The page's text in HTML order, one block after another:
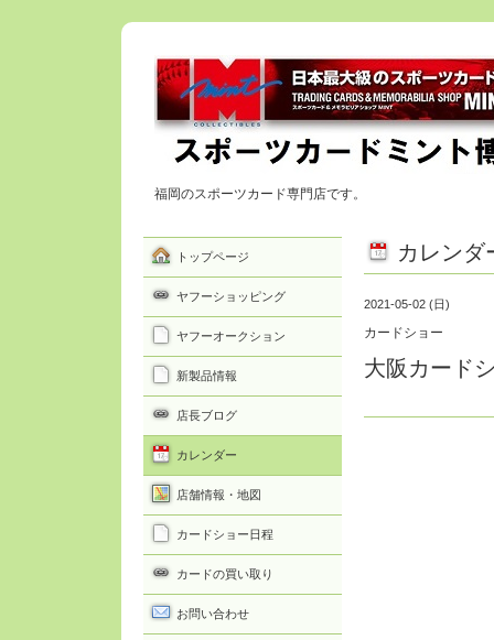
福岡のスポーツカード専門店です。
カレンダ
2021-05-02 (日)
カードショー
大阪カード
トップページ
ヤフーショッピング
ヤフーオークション
新製品情報
店長ブログ
カレンダー
店舗情報・地図
カードショー日程
カードの買い取り
お問い合わせ